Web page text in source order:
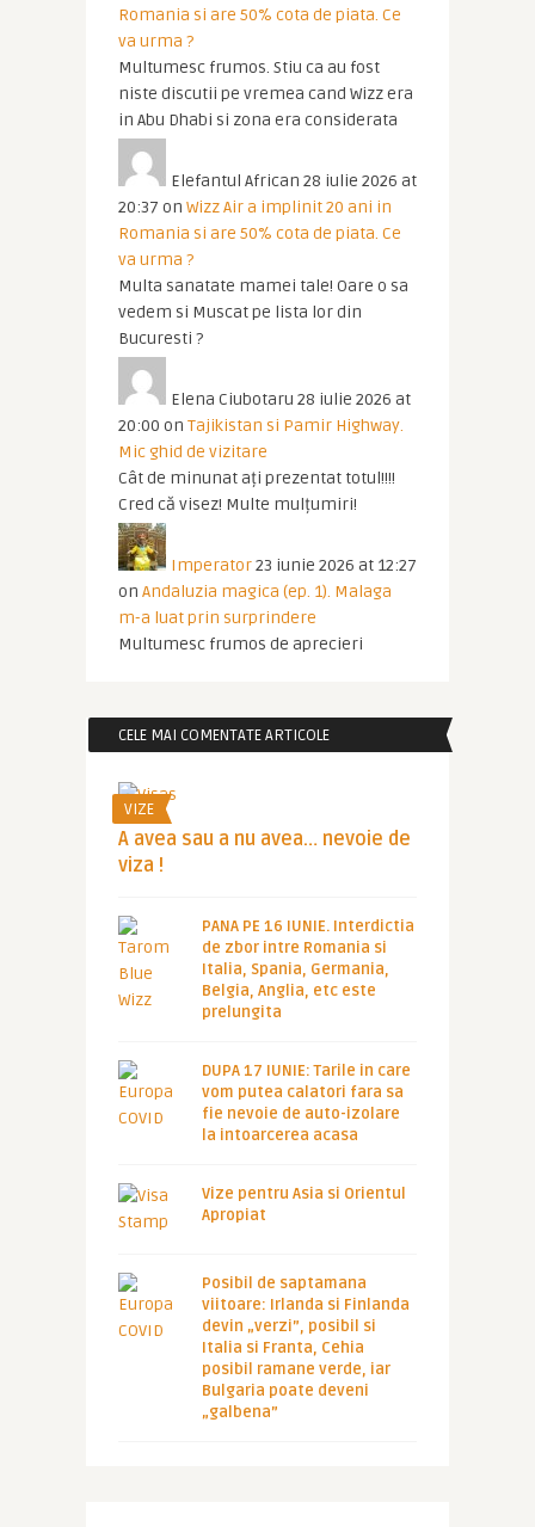
Romania si are 50% cota de piata. Ce
va urma ?
Multumesc frumos. Stiu ca au fost
niste discutii pe vremea cand Wizz era
in Abu Dhabi si zona era considerata
Elefantul African 28 iulie 2026 at
20:37 on Wizz Air a implinit 20 ani in
Romania si are 50% cota de piata. Ce
va urma ?
Multa sanatate mamei tale! Oare o sa
vedem si Muscat pe lista lor din
Bucuresti ?
Elena Ciubotaru 28 iulie 2026 at
20:00 on Tajikistan si Pamir Highway.
Mic ghid de vizitare
Cât de minunat ați prezentat totul!!!!
Cred că visez! Multe mulțumiri!
Imperator23 iunie 2026 at 12:27
on Andaluzia magica (ep. 1). Malaga
m-a luat prin surprindere
Multumesc frumos de aprecieri
CELE MAI COMENTATE ARTICOLE
VIZE
A avea sau a nu avea… nevoie de
viza !
PANA PE 16 IUNIE. Interdictia
de zbor intre Romania si
Italia, Spania, Germania,
Belgia, Anglia, etc este
prelungita
DUPA 17 IUNIE: Tarile in care
vom putea calatori fara sa
fie nevoie de auto-izolare
la intoarcerea acasa
Vize pentru Asia si Orientul
Apropiat
Posibil de saptamana
viitoare: Irlanda si Finlanda
devin „verzi”, posibil si
Italia si Franta, Cehia
posibil ramane verde, iar
Bulgaria poate deveni
„galbena”